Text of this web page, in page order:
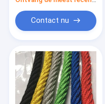
Contact nu